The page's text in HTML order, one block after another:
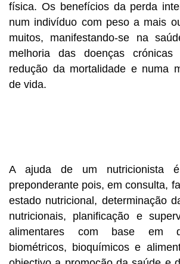
física. Os benefícios da perda
num indivíduo com peso a mais
muitos, manifestando-se na
melhoria das doenças crónicas
redução da mortalidade e numa
de vida.
A ajuda de um nutricionista
preponderante pois, em consulta,
estado nutricional, determinação
nutricionais, planificação e
alimentares com base em
biométricos, bioquímicos e